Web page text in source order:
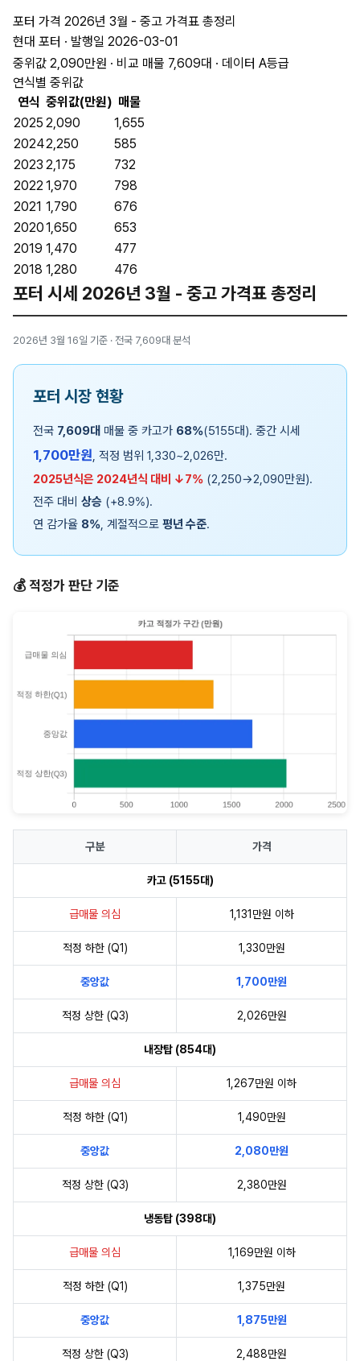
포터 가격 2026년 3월 - 중고 가격표 총정리
현대 포터 · 발행일 2026-03-01
중위값 2,090만원 · 비교 매물 7,609대 · 데이터 A등급
연식별 중위값
연식 중위값(만원) 매물
2025 2,090
1,655
20242,250
585
2023 2,175
732
2022 1,970
798
2021 1,790
676
20201,650
653
2019 1,470
477
2018 1,280 476
포터 시세 2026년 3월 - 중고 가격표 총정리
2026년 3월 16일 기준 · 전국 7,609대 분석
포터 시장 현황
전국 7,609대 매물 중 카고가 68%(5155대). 중간 시세
1,700만원, 적정 범위 1,330~2,026만.
2025년식은 2024년식 대비 ↓7% (2,250→2,090만원).
전주 대비 상승 (+8.9%).
연 감가율 8%, 계절적으로 평년 수준.
💰 적정가 판단 기준
구분 가격
카고 (5155대)
급매물 의심 1,131만원 이하
적정 하한 (Q1) 1,330만원
중앙값 1,700만원
적정 상한 (Q3) 2,026만원
내장탑 (854대)
급매물 의심 1,267만원 이하
적정 하한 (Q1) 1,490만원
중앙값 2,080만원
적정 상한 (Q3) 2,380만원
냉동탑 (398대)
급매물 의심 1,169만원 이하
적정 하한 (Q1) 1,375만원
중앙값 1,875만원
적정 상한 (Q3) 2,488만원